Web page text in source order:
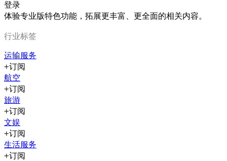
登录
体验专业版特色功能，拓展更丰富、更全面的相关内容。
行业标签
运输服务
订阅
航空
订阅
旅游
订阅
文娱
订阅
生活服务
订阅